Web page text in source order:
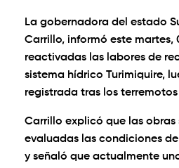
La gobernadora del estado
Carrillo, informó este martes,
reactivadas las labores de
sistema hídrico Turimiquire,
registrada tras los terremotos
Carrillo explicó que las obras
evaluadas las condiciones
y señaló que actualmente